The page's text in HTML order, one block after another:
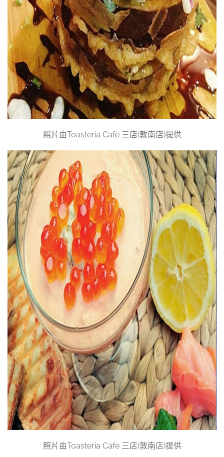
照片由Toasteria Cafe 三店(敦南店)提供
照片由Toasteria Cafe 三店(敦南店)提供